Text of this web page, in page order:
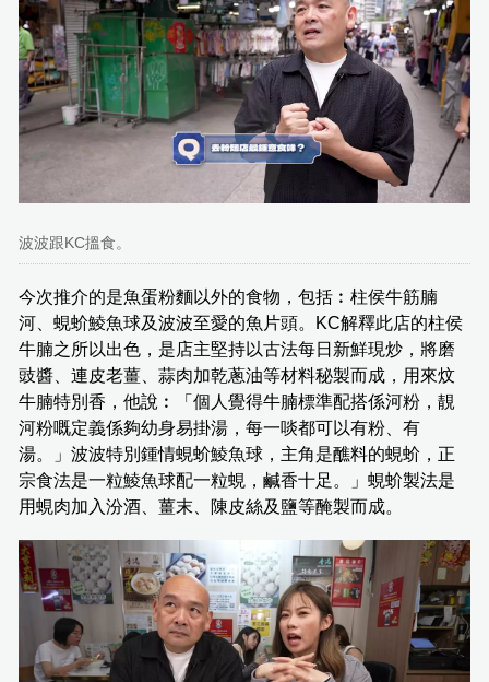
波波跟KC搵食。
今次推介的是魚蛋粉麵以外的食物，包括︰柱侯牛筋腩
河、蜆蚧鯪魚球及波波至愛的魚片頭。KC解釋此店的柱侯
牛腩之所以出色，是店主堅持以古法每日新鮮現炒，將磨
豉醬、連皮老薑、蒜肉加乾蔥油等材料秘製而成，用來炆
牛腩特別香，他說︰「個人覺得牛腩標準配搭係河粉，靚
河粉嘅定義係夠幼身易掛湯，每一啖都可以有粉、有
湯。」波波特別鍾情蜆蚧鯪魚球，主角是醮料的蜆蚧，正
宗食法是一粒鯪魚球配一粒蜆，鹹香十足。」蜆蚧製法是
用蜆肉加入汾酒、薑末、陳皮絲及鹽等醃製而成。